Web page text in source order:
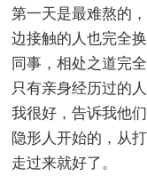
第一天是最难熬的
边接触的人也完全
同事，相处之道完
只有亲身经历过的
我很好，告诉我他
隐形人开始的，从
走过来就好了。